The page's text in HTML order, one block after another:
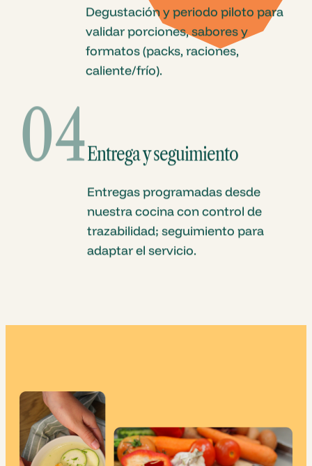
Degustación y periodo piloto para
validar porciones, sabores y
formatos (packs, raciones,
caliente/frío).
04Entrega y seguimiento
Entregas programadas desde
nuestra cocina con control de
trazabilidad; seguimiento para
adaptar el servicio.